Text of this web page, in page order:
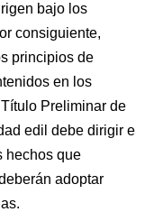
bajo los
consiguiente,
principios de
en los
Preliminar de
edil debe dirigir e
hechos que
adoptar